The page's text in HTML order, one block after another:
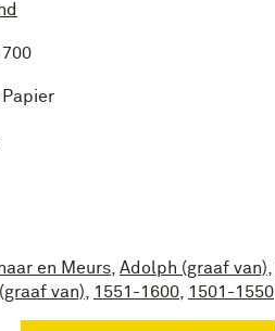
Papier
en Meurs Adolph (graaf van)
van)
1551-1600 1501-1550